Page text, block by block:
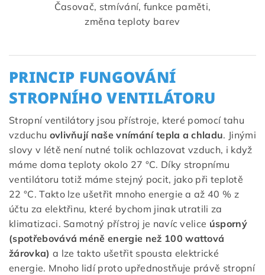
Časovač, stmívání, funkce paměti,
změna teploty barev
PRINCIP FUNGOVÁNÍ
STROPNÍHO VENTILÁTORU
Stropní ventilátory jsou přístroje, které pomocí tahu
vzduchu ovlivňují naše vnímání tepla a chladu. Jinými
slovy v létě není nutné tolik ochlazovat vzduch, i když
máme doma teploty okolo 27 °C. Díky stropnímu
ventilátoru totiž máme stejný pocit, jako při teplotě
22 °C. Takto lze ušetřit mnoho energie a až 40 % z
účtu za elektřinu, které bychom jinak utratili za
klimatizaci. Samotný přístroj je navíc velice úsporný
(spotřebovává méně energie než 100 wattová
žárovka) a lze takto ušetřit spousta elektrické
energie. Mnoho lidí proto upřednostňuje právě stropní